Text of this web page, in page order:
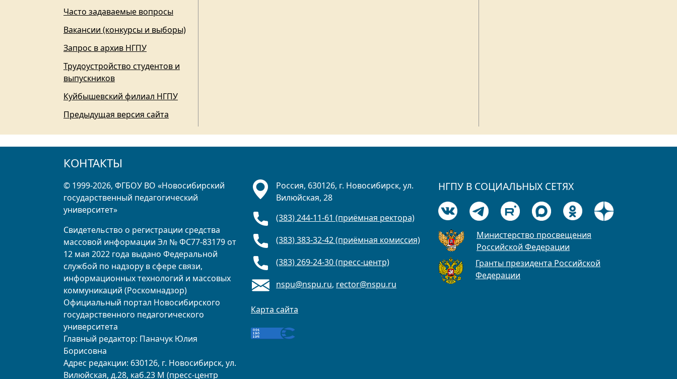
Часто задаваемые вопросы
Вакансии (конкурсы и выборы)
Запрос в архив НГПУ
Трудоустройство студентов и
выпускников
Куйбышевский филиал НГПУ
Предыдущая версия сайта
КОНТАКТЫ
© 1999-2026, ФГБОУ ВО «Новосибирский
государственный педагогический
университет»
Свидетельство о регистрации средства
массовой информации Эл № ФС77-83179 от
12 мая 2022 года выдано Федеральной
службой по надзору в сфере связи,
информационных технологий и массовых
коммуникаций (Роскомнадзор)
Официальный портал Новосибирского
государственного педагогического
университета
Главный редактор: Паначук Юлия
Борисовна
Адрес редакции: 630126, г. Новосибирск, ул.
Вилюйская, д.28, каб.23 М (пресс-центр
Россия, 630126, г. Новосибирск, ул.
Вилюйская, 28
(383) 244-11-61 (приёмная ректора)
(383) 383-32-42 (приёмная комиссия)
(383) 269-24-30 (пресс-центр)
nspu@nspu.ru, rector@nspu.ru
Карта сайта
НГПУ В СОЦИАЛЬНЫХ СЕТЯХ
Министерство просвещения
Российской Федерации
Гранты президента Российской
Федерации